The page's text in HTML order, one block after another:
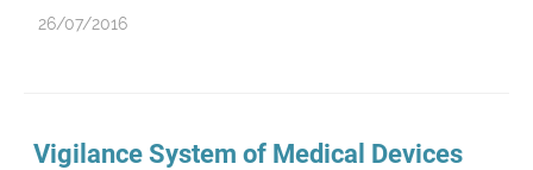
26/07/2016
Vigilance System of Medical Devices